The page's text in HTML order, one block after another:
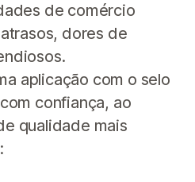
de comércio
dores de
aplicação com o selo
confiança, ao
qualidade mais